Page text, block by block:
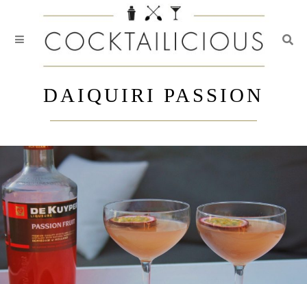
DAIQUIRI PASSION